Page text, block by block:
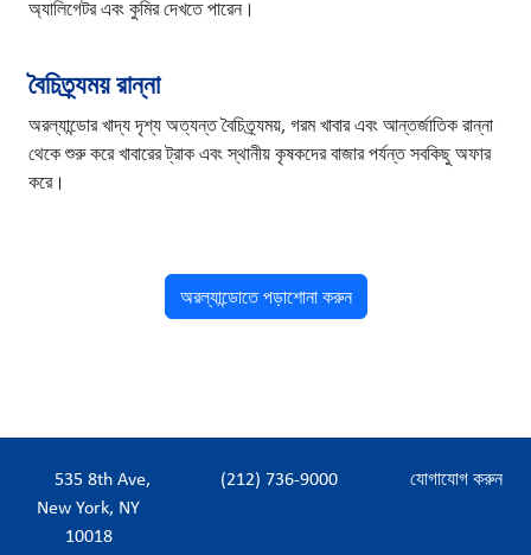
অ্যালিগেটর এবং কুমির দেখতে পারেন।
বৈচিত্র্যময় রান্না
অরল্যান্ডোর খাদ্য দৃশ্য অত্যন্ত বৈচিত্র্যময়, গরম খাবার এবং আন্তর্জাতিক রান্না
থেকে শুরু করে খাবারের ট্রাক এবং স্থানীয় কৃষকদের বাজার পর্যন্ত সবকিছু অফার
করে।
অরল্যান্ডোতে পড়াশোনা করুন
535 8th Ave,
New York, NY
10018
(212) 736-9000 যোগাযোগ করুন